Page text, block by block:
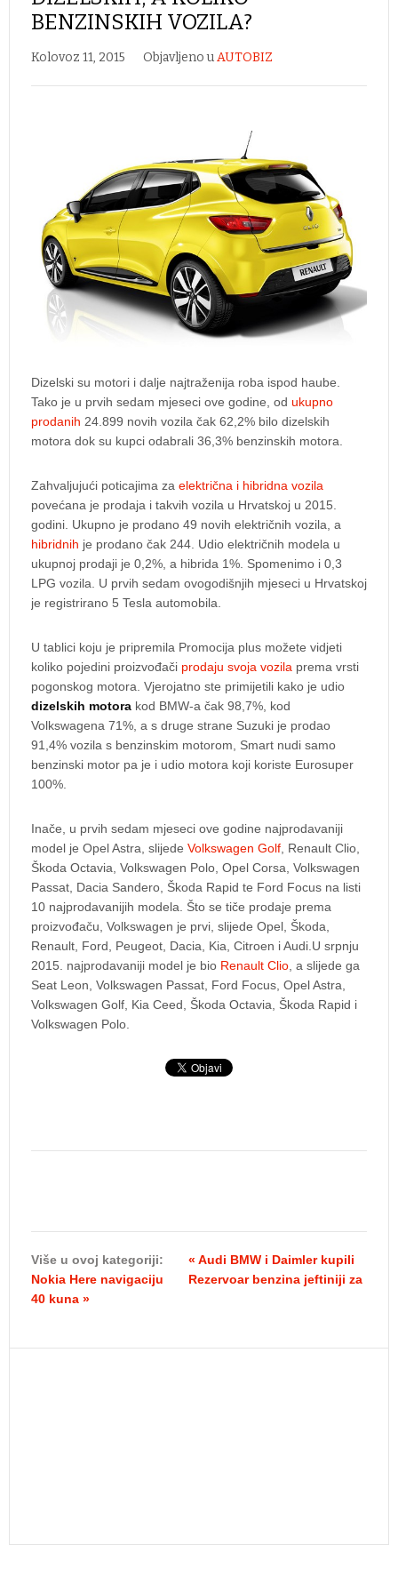
BENZINSKIH VOZILA?
Kolovoz 11, 2015 Objavljeno uAUTOBIZ
Dizelski su motori i dalje najtraženija roba ispod haube.
Tako je u prvih sedam mjeseci ove godine, od ukupno
prodanih 24.899 novih vozila čak 62,2% bilo dizelskih
motora dok su kupci odabrali 36,3% benzinskih motora.
Zahvaljujući poticajima za električna i hibridna vozila
povećana je prodaja i takvih vozila u Hrvatskoj u 2015.
godini. Ukupno je prodano 49 novih električnih vozila, a
hibridnih je prodano čak 244. Udio električnih modela u
ukupnoj prodaji je 0,2%, a hibrida 1%. Spomenimo i 0,3
LPG vozila. U prvih sedam ovogodišnjih mjeseci u Hrvatskoj
je registrirano 5 Tesla automobila.
U tablici koju je pripremila Promocija plus možete vidjeti
koliko pojedini proizvođači prodaju svoja vozila prema vrsti
pogonskog motora. Vjerojatno ste primijetili kako je udio
dizelskih motora kod BMW-a čak 98,7%, kod
Volkswagena 71%, a s druge strane Suzuki je prodao
91,4% vozila s benzinskim motorom, Smart nudi samo
benzinski motor pa je i udio motora koji koriste Eurosuper
100%.
Inače, u prvih sedam mjeseci ove godine najprodavaniji
model je Opel Astra, slijede Volkswagen Golf, Renault Clio,
Škoda Octavia, Volkswagen Polo, Opel Corsa, Volkswagen
Passat, Dacia Sandero, Škoda Rapid te Ford Focus na listi
10 najprodavanijih modela. Što se tiče prodaje prema
proizvođaču, Volkswagen je prvi, slijede Opel, Škoda,
Renault, Ford, Peugeot, Dacia, Kia, Citroen i Audi.U srpnju
2015. najprodavaniji model je bio Renault Clio, a slijede ga
Seat Leon, Volkswagen Passat, Ford Focus, Opel Astra,
Volkswagen Golf, Kia Ceed, Škoda Octavia, Škoda Rapid i
Volkswagen Polo.
Više u ovoj kategoriji:
« Audi BMW i Daimler kupili
Nokia Here navigaciju
Rezervoar benzina jeftiniji za
40 kuna »